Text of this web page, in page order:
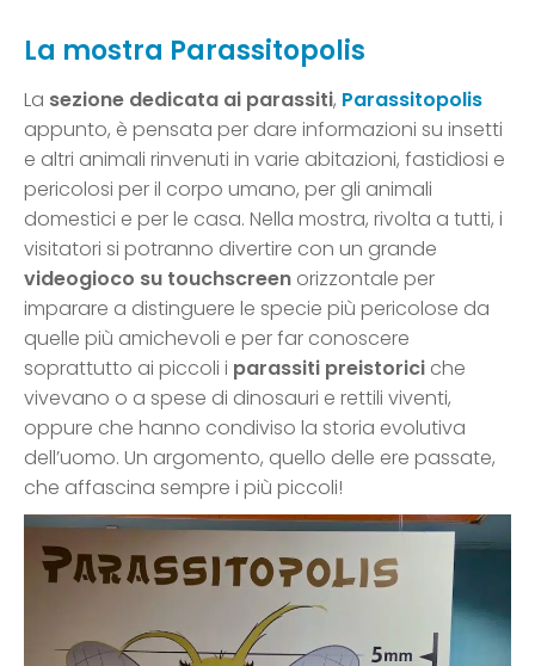
La mostra Parassitopolis
La sezione dedicata ai parassiti, Parassitopolis
appunto, è pensata per dare informazioni su insetti
e altri animali rinvenuti in varie abitazioni, fastidiosi e
pericolosi per il corpo umano, per gli animali
domestici e per le casa. Nella mostra, rivolta a tutti, i
visitatori si potranno divertire con un grande
videogioco su touchscreen orizzontale per
imparare a distinguere le specie più pericolose da
quelle più amichevoli e per far conoscere
soprattutto ai piccoli i parassiti preistorici che
vivevano o a spese di dinosauri e rettili viventi,
oppure che hanno condiviso la storia evolutiva
dell’uomo. Un argomento, quello delle ere passate,
che affascina sempre i più piccoli!